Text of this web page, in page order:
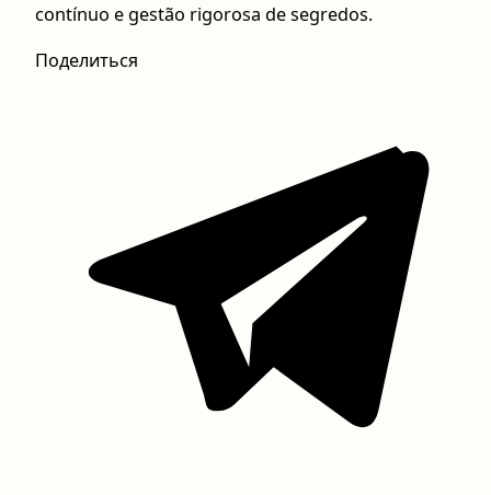
contínuo e gestão rigorosa de segredos.
Поделиться